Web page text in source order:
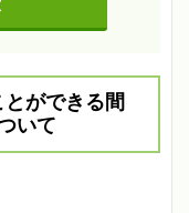
ができる間
いて